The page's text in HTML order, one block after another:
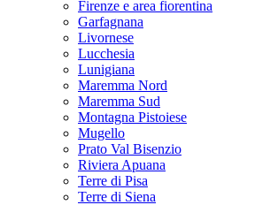
Firenze e area fiorentina
Garfagnana
Livornese
Lucchesia
Lunigiana
Maremma Nord
Maremma Sud
Montagna Pistoiese
Mugello
Prato Val Bisenzio
Riviera Apuana
Terre di Pisa
Terre di Siena